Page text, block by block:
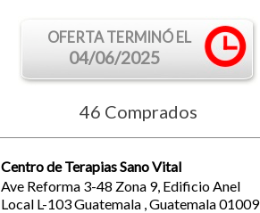
OFERTA TERMINÓ EL
04/06/2025
46 Comprados
Centro de Terapias Sano Vital
Ave Reforma 3-48 Zona 9, Edificio Anel
Local L-103Guatemala,Guatemala01009